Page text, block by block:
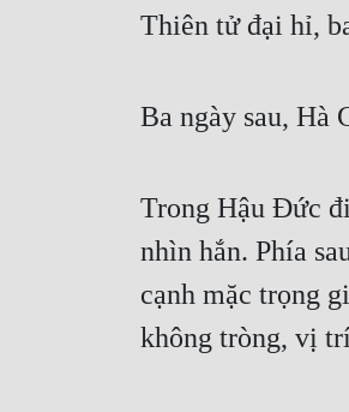
Thiên tử đại hỉ,
Ba ngày sau, Hà
Trong Hậu Đức
nhìn hắn. Phía
cạnh mặc trọng
không tròng, vị